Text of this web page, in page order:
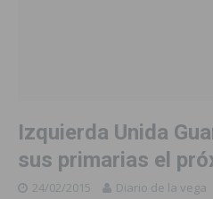
Izquierda Unida
sus primarias el
24/02/2015 Diario de la vega